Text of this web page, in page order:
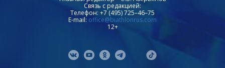
Связь с редакцией:
Телефон: +7 (495) 725–46–75
E-mail: office@biathlonrus.com
12+